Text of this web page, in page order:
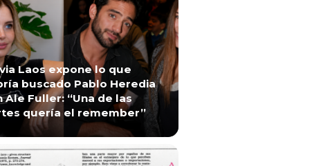
Laos expone lo que
buscado Pablo Heredia
Ale Fuller: “Una de las
quería el remember”